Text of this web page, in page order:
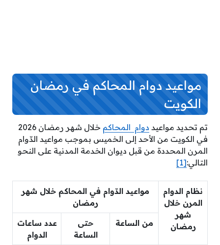
مواعيد دوام المحاكم في رمضان
الكويت
تم تحديد مواعيد دوام المحاكم
خلال شهر رمضان 2026
في الكويت من الأحد إلى الخميس بموجب مواعيد الدّوام
المرن المحددة من قبل ديوان الخدمة المدنية على النحو
التالي:[1]
نظام الدوام
المرن خلال
شهر
رمضان
مواعيد الدّوام في المحاكم خلال شهر
رمضان
من الساعة
حتى
الساعة
عدد ساعات
الدوام